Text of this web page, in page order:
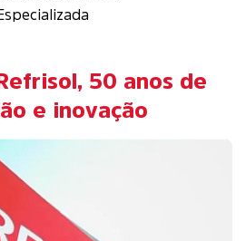
Especializada
50 anos de
e inovação